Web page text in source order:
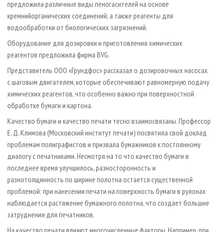
предложила различные виды пеногасителей на основе
кремнийорганических соединений, а также реагенты для
водообработки от биологических загрязнений.
Оборудование для дозировки и приготовления химических
реагентов предложила фирма BVG.
Представитель ООО «Грундфос» рассказал о дозировочных насосах
с шаговым двигателем, которые обеспечивают равномерную подачу
химических реагентов, что особенно важно при поверхностной
обработке бумаги и картона.
Качество бумаги и качество печати тесно взаимосвязаны. Профессор
Е. Д. Климова (Московский институт печати) посвятила свой доклад
проб­лемам полиграфистов и призвала бумажников к постоянному
диалогу с печатниками. Несмотря на то что качество бумаги в
последнее время улучшилось, разносторонность и
разнотолщинность по ширине полотна остается существенной
проблемой: при нанесении печати на поверхность бумаги в рулонах
наблюдается растяжение бумажного полотна, что создает большие
затруднения для печатников.